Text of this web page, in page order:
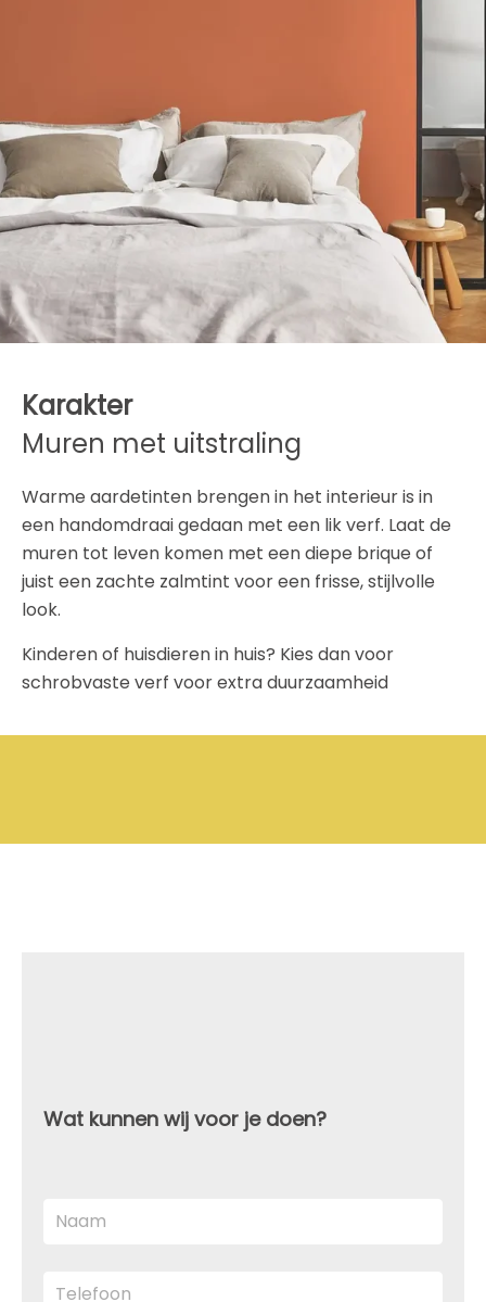
Karakter
Muren met uitstraling
Warme aardetinten brengen in het interieur is in
een handomdraai gedaan met een lik verf. Laat de
muren tot leven komen met een diepe brique of
juist een zachte zalmtint voor een frisse, stijlvolle
look.
Kinderen of huisdieren in huis? Kies dan voor
schrobvaste verf voor extra duurzaamheid
Wat kunnen wij voor je doen?